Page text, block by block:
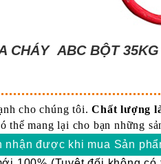
CHÁY ABC BỘT
cho chúng tôi.Chất lượng
mang lại cho bạn những
nhận được khi mua Sản